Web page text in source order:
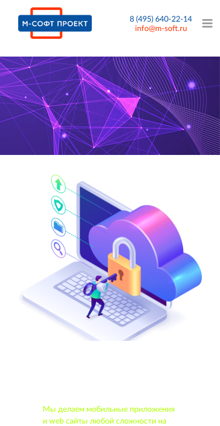
8 (495) 640-22-14
info@m-soft.ru
Мы делаем мобильные приложения
и web сайты любой сложности на